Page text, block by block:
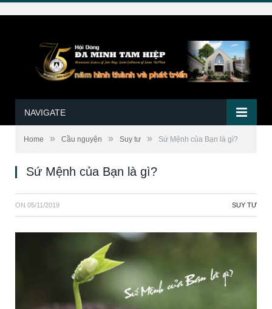
NAVIGATE
Home » Cầu nguyện » Suy tư » Sứ Mệnh của Bạn là gì?
Sứ Mệnh của Bạn là gì?
ON 05/11/2019 SUY TƯ